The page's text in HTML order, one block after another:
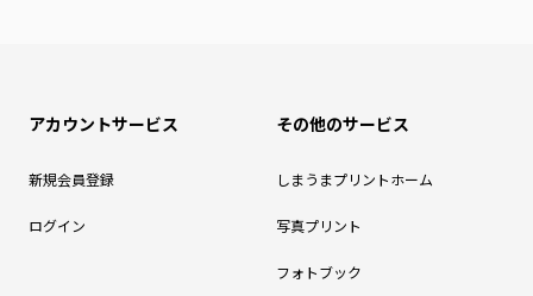
アカウントサービス
新規会員登録
ログイン
その他のサービス
しまうまプリントホーム
写真プリント
フォトブック